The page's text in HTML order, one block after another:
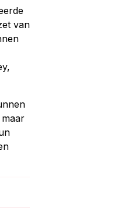
van